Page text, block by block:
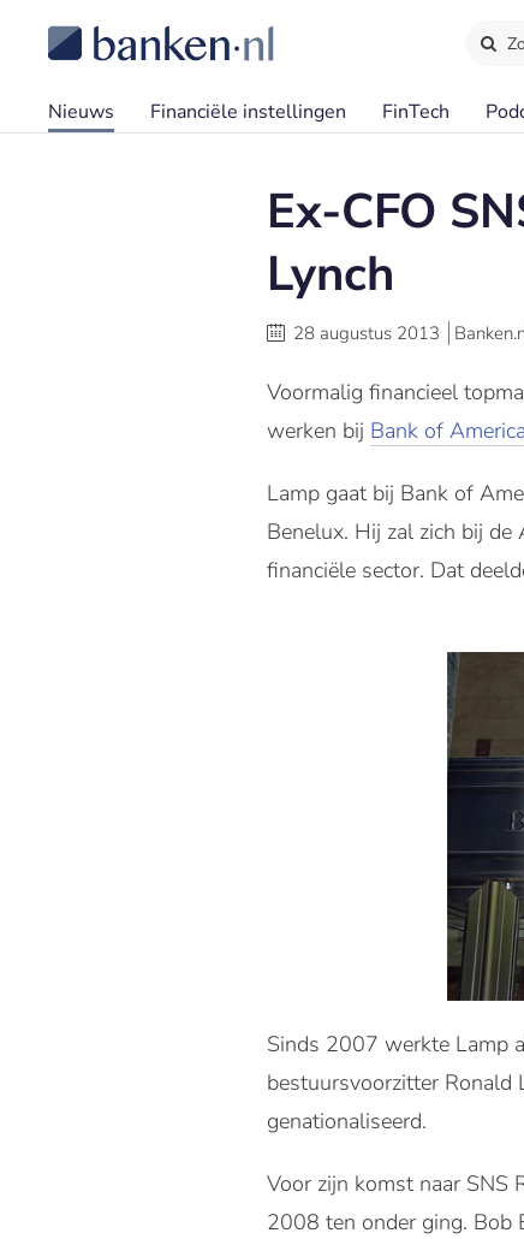
Nieuws Financiële instellingen FinTech
Ex-CFO
Lynch
28 augustus 2013
Voormalig financieel
werken bij Bank of
Lamp gaat bij Bank of
Benelux. Hij zal zich bij de
financiële sector. Dat
Sinds 2007 werkte Lamp
bestuursvoorzitter Ronald
genationaliseerd.
Voor zijn komst naar SNS
2008 ten onder ging. Bob